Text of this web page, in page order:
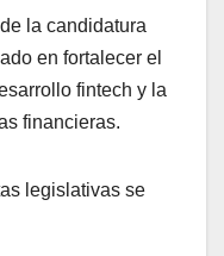
la candidatura
en fortalecer el
fintech y la
financieras.
legislativas se